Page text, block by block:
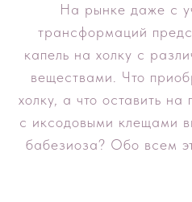
На рынке даже с
трансформаций
капель на холку с
веществами. Что
холку, а что оставить
с иксодовыми клещами
бабезиоза? Обо всем